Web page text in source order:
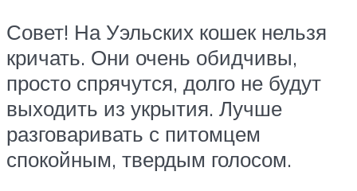
Совет! На Уэльских кошек нельзя
кричать. Они очень обидчивы,
просто спрячутся, долго не будут
выходить из укрытия. Лучше
разговаривать с питомцем
спокойным, твердым голосом.